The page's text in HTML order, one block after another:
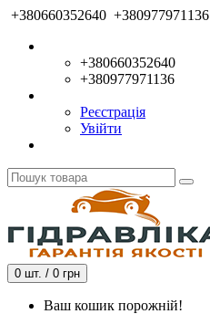
+380660352640 +380977971136
+380660352640
+380977971136
Реєстрація
Увійти
0 шт. / 0 грн
Ваш кошик порожній!